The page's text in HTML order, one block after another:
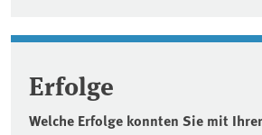
Erfolge
Welche Erfolge konnten Sie mit